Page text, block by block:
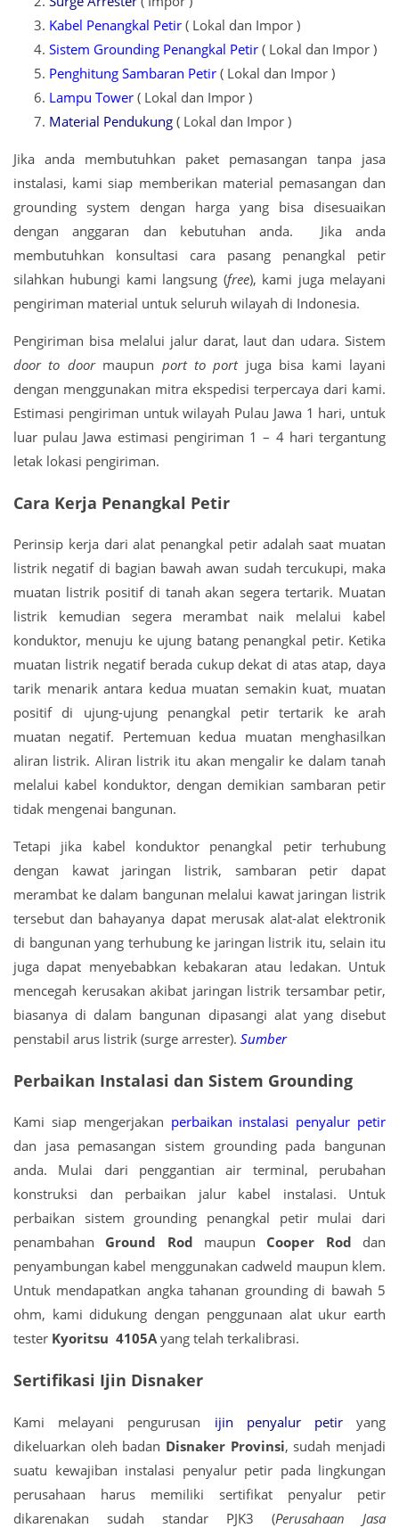
Kabel Penangkal Petir ( Lokal dan Impor )
Sistem Grounding Penangkal Petir ( Lokal dan Impor )
Penghitung Sambaran Petir ( Lokal dan Impor )
Lampu Tower ( Lokal dan Impor )
Material Pendukung ( Lokal dan Impor )
Jika anda membutuhkan paket pemasangan tanpa jasa
instalasi, kami siap memberikan material pemasangan dan
grounding system dengan harga yang bisa disesuaikan
dengan anggaran dan kebutuhan anda. Jika anda
membutuhkan konsultasi cara pasang penangkal petir
silahkan hubungi kami langsung (free), kami juga melayani
pengiriman material untuk seluruh wilayah di Indonesia.
Pengiriman bisa melalui jalur darat, laut dan udara. Sistem
door to doormaupun port to portjuga bisa kami layani
dengan menggunakan mitra ekspedisi terpercaya dari kami.
Estimasi pengiriman untuk wilayah Pulau Jawa 1 hari, untuk
luar pulau Jawa estimasi pengiriman 1 – 4 hari tergantung
letak lokasi pengiriman.
Cara Kerja Penangkal Petir
Perinsip kerja dari alat penangkal petir adalah saat muatan
listrik negatif di bagian bawah awan sudah tercukupi, maka
muatan listrik positif di tanah akan segera tertarik. Muatan
listrik kemudian segera merambat naik melalui kabel
konduktor, menuju ke ujung batang penangkal petir. Ketika
muatan listrik negatif berada cukup dekat di atas atap, daya
tarik menarik antara kedua muatan semakin kuat, muatan
positif di ujung-ujung penangkal petir tertarik ke arah
muatan negatif. Pertemuan kedua muatan menghasilkan
aliran listrik. Aliran listrik itu akan mengalir ke dalam tanah
melalui kabel konduktor, dengan demikian sambaran petir
tidak mengenai bangunan.
Tetapi jika kabel konduktor penangkal petir terhubung
dengan kawat jaringan listrik, sambaran petir dapat
merambat ke dalam bangunan melalui kawat jaringan listrik
tersebut dan bahayanya dapat merusak alat-alat elektronik
di bangunan yang terhubung ke jaringan listrik itu, selain itu
juga dapat menyebabkan kebakaran atau ledakan. Untuk
mencegah kerusakan akibat jaringan listrik tersambar petir,
biasanya di dalam bangunan dipasangi alat yang disebut
penstabil arus listrik (surge arrester). Sumber
Perbaikan Instalasi dan Sistem Grounding
Kami siap mengerjakan perbaikan instalasi penyalur petir
dan jasa pemasangan sistem grounding pada bangunan
anda. Mulai dari penggantian air terminal, perubahan
konstruksi dan perbaikan jalur kabel instalasi. Untuk
perbaikan sistem grounding penangkal petir mulai dari
penambahan Ground Rod maupun Cooper Rod dan
penyambungan kabel menggunakan cadweld maupun klem.
Untuk mendapatkan angka tahanan grounding di bawah 5
ohm, kami didukung dengan penggunaan alat ukur earth
tester Kyoritsu 4105Ayang telah terkalibrasi.
Sertifikasi Ijin Disnaker
Kami melayani pengurusan ijin penyalur petiryang
dikeluarkan oleh badan Disnaker Provinsi, sudah menjadi
suatu kewajiban instalasi penyalur petir pada lingkungan
perusahaan harus memiliki sertifikat penyalur petir
dikarenakan sudah standar PJK3 (Perusahaan Jasa